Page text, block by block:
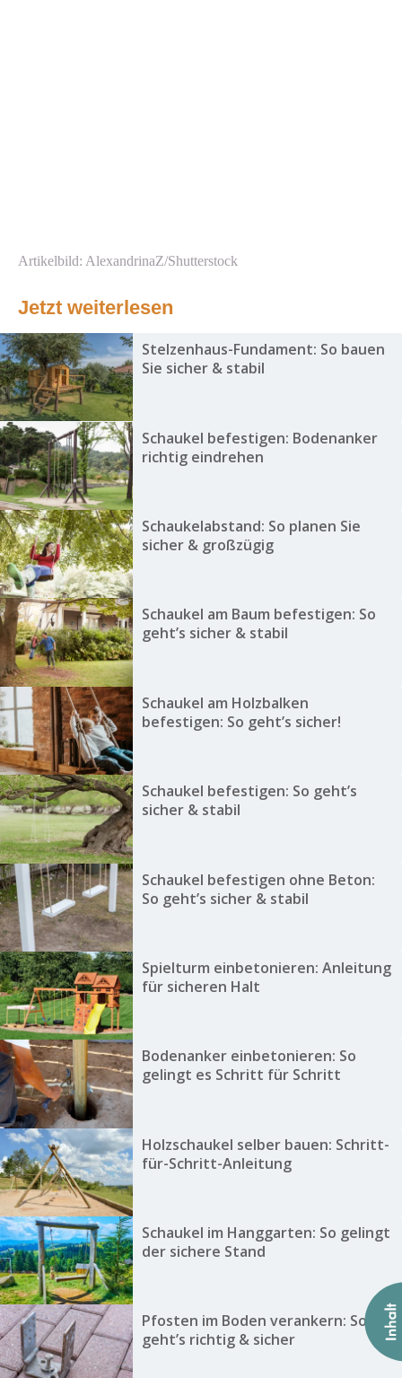
Artikelbild: AlexandrinaZ/Shutterstock
Jetzt weiterlesen
Stelzenhaus-Fundament: So bauen
Sie sicher & stabil
Schaukel befestigen: Bodenanker
richtig eindrehen
Schaukelabstand: So planen Sie
sicher & großzügig
Schaukel am Baum befestigen: So
geht’s sicher & stabil
Schaukel am Holzbalken
befestigen: So geht’s sicher!
Schaukel befestigen: So geht’s
sicher & stabil
Schaukel befestigen ohne Beton:
So geht’s sicher & stabil
Spielturm einbetonieren: Anleitung
für sicheren Halt
Bodenanker einbetonieren: So
gelingt es Schritt für Schritt
Holzschaukel selber bauen: Schritt-
für-Schritt-Anleitung
Schaukel im Hanggarten: So gelingt
der sichere Stand
Pfosten im Boden verankern: So
geht’s richtig & sicher